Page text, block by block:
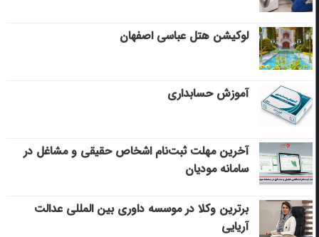
لوکیشن هتل عباسی اصفهان
آموزش حسابداری
آخرین مهلت ثبت‌نام اشخاص حقیقی و مشاغل در
سامانه مودیان
برترین وکلا در موسسه داوری بین المللی عدالت
آریایی